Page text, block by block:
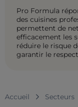
Pro Formula
des cuisines
permettent de
efficacement les
réduire le risque
garantir le
Accueil Secteurs